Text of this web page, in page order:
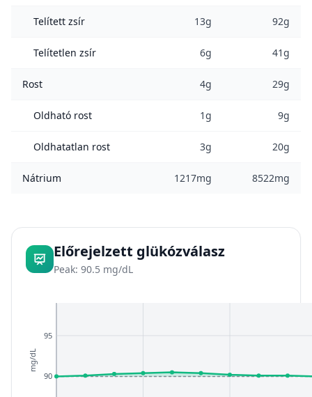
Telített zsír 13g 92g
Telítetlen zsír 6g 41g
Rost 4g 29g
Oldható rost 1g 9g
Oldhatatlan rost 3g 20g
Nátrium 1217mg 8522mg
Előrejelzett glükózválasz
Peak: 90.5 mg/dL
90
95
mg/dL